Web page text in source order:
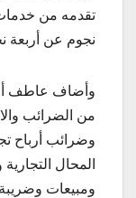
نجوم عن أربعة
وأضاف عاطف
من الضرائب
وضرائب أرباح
المحال